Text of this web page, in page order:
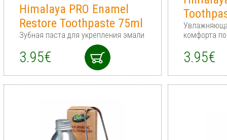
Himalaya PRO Enamel
Restore Toothpaste 75ml
Зубная паста для укрепления эмали
3.95€
комфорта
3.95€